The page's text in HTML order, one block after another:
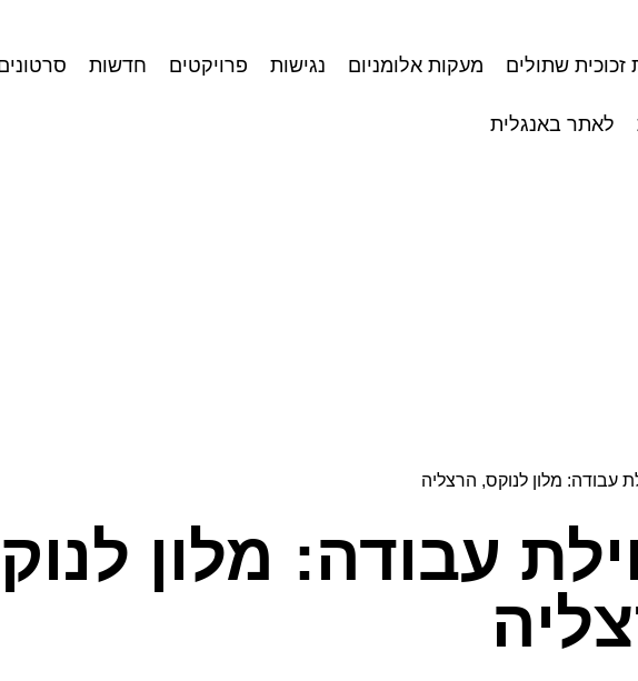
זכוכית שתולים​ מעקות אלומניום נגישות פרויקטים חדשות
לאתר באנגלית
עבודה: מלון לנוקס, הרצליה
עבודה: מלון